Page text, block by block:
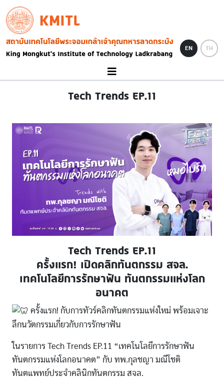
Skip to main content
KMITL
Image
EN TH
Tech Trends EP.11
Tech Trends EP.11
ครั้งแรก! เปิดคลิกทันตกรรม สจล.
เทคโนโลยีการรักษาฟัน ทันตกรรมแห่งโลก
อนาคต
ครั้งแรก! กับการทัวร์คลิกทันตกรรมแห่งใหม่ พร้อมเจาะ
ลึกนวัตกรรมเกี่ยวกับการรักษาฟัน
ในรายการ Tech Trends EP.11 “เทคโนโลยีการรักษาฟัน
ทันตกรรมแห่งโลกอนาคต” กับ ทพ.กุลชญา มณีโชติ
ทันตแพทย์ประจำคลินิกทันตกรรม สจล.